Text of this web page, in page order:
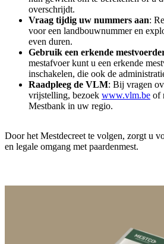
overschrijdt.
Vraag tijdig uw nummers aan:
voor een landbouwnummer en
even duren.
Gebruik een erkende
mestafvoer kunt u een erkende
inschakelen, die ook de
Raadpleeg de VLM: Bij vragen
vrijstelling, bezoek www.vlm.be of
Mestbank in uw regio.
Door het Mestdecreet te volgen, zorgt u
en legale omgang met paardenmest.